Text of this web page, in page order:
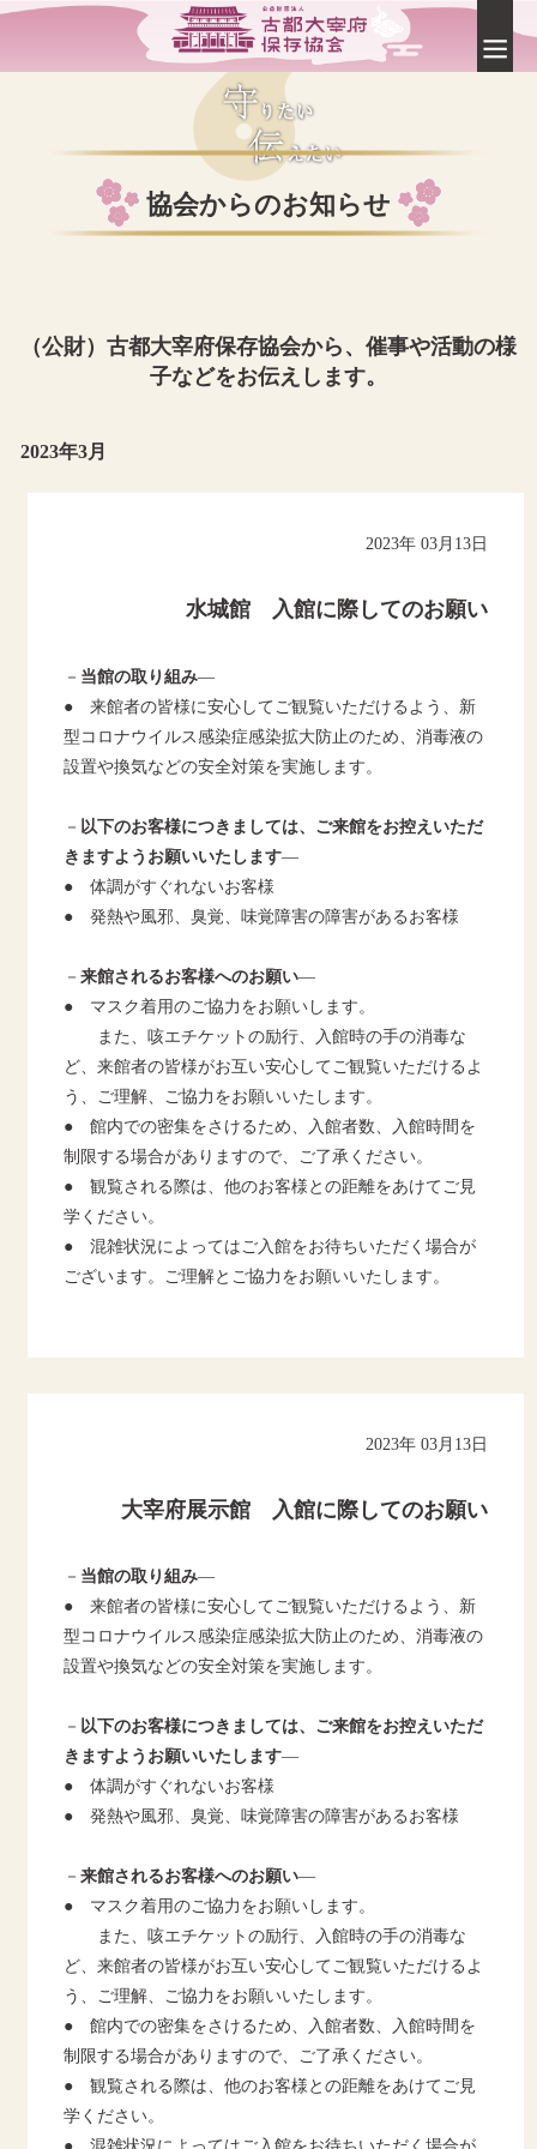
協会からのお知らせ
（公財）古都大宰府保存協会から、催事や活動の様
子などをお伝えします。
2023年3月
2023年 03月13日
水城館 入館に際してのお願い
－ 当館の取り組み―
● 来館者の皆様に安心してご観覧いただけるよう、新
型コロナウイルス感染症感染拡大防止のため、消毒液の
設置や換気などの安全対策を実施します。
－ 以下のお客様につきましては、ご来館をお控えいただ
きますようお願いいたします―
● 体調がすぐれないお客様
● 発熱や風邪、臭覚、味覚障害の障害があるお客様
－来館されるお客様へのお願い―
● マスク着用のご協力をお願いします。
また、咳エチケットの励行、入館時の手の消毒な
ど、来館者の皆様がお互い安心してご観覧いただけるよ
う、ご理解、ご協力をお願いいたします。
● 館内での密集をさけるため、入館者数、入館時間を
制限する場合がありますので、ご了承ください。
● 観覧される際は、他のお客様との距離をあけてご見
学ください。
● 混雑状況によってはご入館をお待ちいただく場合が
ございます。ご理解とご協力をお願いいたします。
2023年 03月13日
大宰府展示館 入館に際してのお願い
－ 当館の取り組み―
● 来館者の皆様に安心してご観覧いただけるよう、新
型コロナウイルス感染症感染拡大防止のため、消毒液の
設置や換気などの安全対策を実施します。
－ 以下のお客様につきましては、ご来館をお控えいただ
きますようお願いいたします―
● 体調がすぐれないお客様
● 発熱や風邪、臭覚、味覚障害の障害があるお客様
－来館されるお客様へのお願い―
● マスク着用のご協力をお願いします。
また、咳エチケットの励行、入館時の手の消毒な
ど、来館者の皆様がお互い安心してご観覧いただけるよ
う、ご理解、ご協力をお願いいたします。
● 館内での密集をさけるため、入館者数、入館時間を
制限する場合がありますので、ご了承ください。
● 観覧される際は、他のお客様との距離をあけてご見
学ください。